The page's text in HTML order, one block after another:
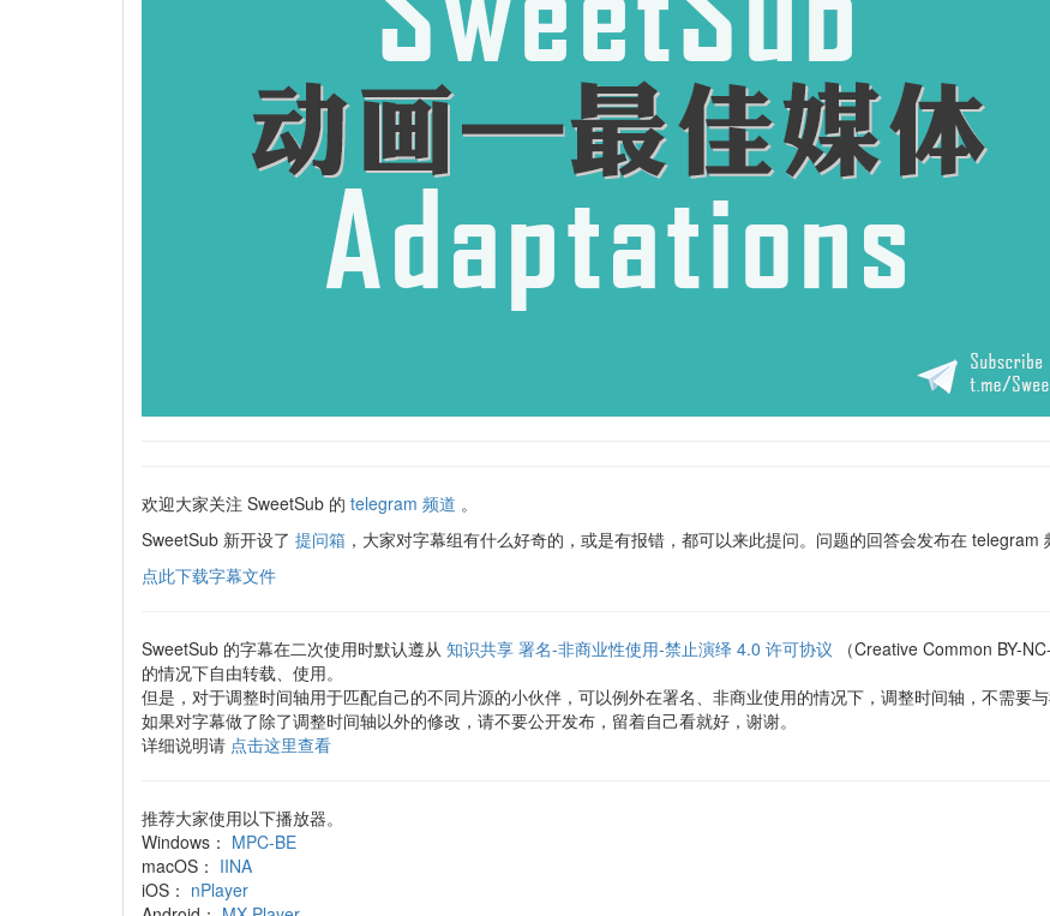
欢迎大家关注 SweetSub 的 telegram 频道 。
SweetSub 新开设了 提问箱 ，大家对字幕组有什么好奇的，或是有报错，都可以来此提问。问题的回答会发布在 telegram
点此下载字幕文件
SweetSub 的字幕在二次使用时默认遵从 知识共享 署名-非商业性使用-禁止演绎 4.0 许可协议 （Creative Common BY-
的情况下自由转载、使用。
但是，对于调整时间轴用于匹配自己的不同片源的小伙伴，可以例外在署名、非商业使用的情况下，调整时间轴，不需要与
如果对字幕做了除了调整时间轴以外的修改，请不要公开发布，留着自己看就好，谢谢。
详细说明请 点击这里查看
推荐大家使用以下播放器。
Windows： MPC-BE
macOS： IINA
iOS： nPlayer